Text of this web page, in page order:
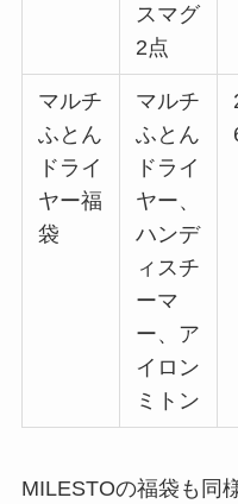
スマグ
2点
マルチ
ふとん
ドライ
ヤー福
袋
マルチ
ふとん
ドライ
ヤー、
ハンデ
ィスチ
ーマ
ー、ア
イロン
ミトン
MILESTOの福袋も同